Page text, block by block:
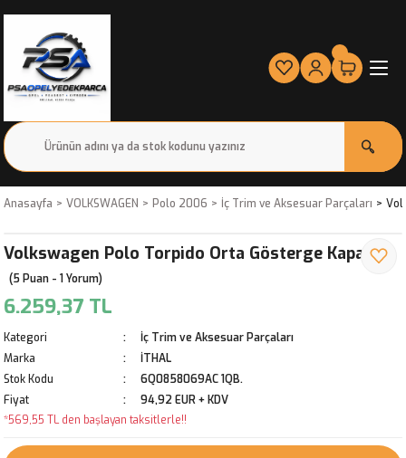
Anasayfa VOLKSWAGEN Polo 2006 İç Trim ve Aksesuar Parçaları
Volkswagen Polo Torpido Orta Gösterge Kapağı
(5 Puan - 1 Yorum)
6.259,37 TL
Kategori
İç Trim ve Aksesuar Parçaları
Marka
İTHAL
Stok Kodu
6Q0858069AC 1QB.
Fiyat
94,92 EUR + KDV
*569,55 TL den başlayan taksitlerle!!